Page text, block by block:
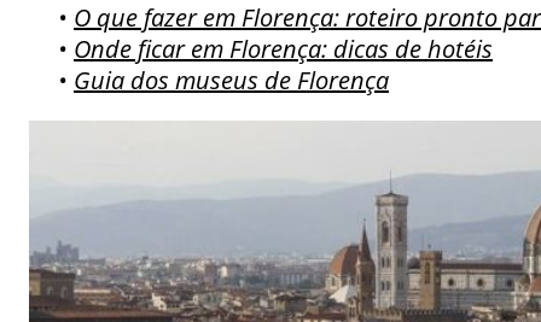
• O que fazer em Florença: roteiro pronto
• Onde ficar em Florença: dicas de hotéis
• Guia dos museus de Florença